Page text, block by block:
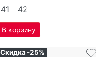
41 42
Скидка -25%